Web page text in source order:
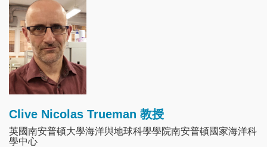
Image
Clive Nicolas Trueman 教授
英國南安普頓大學海洋與地球科學學院南安普頓國家海洋科
學中心